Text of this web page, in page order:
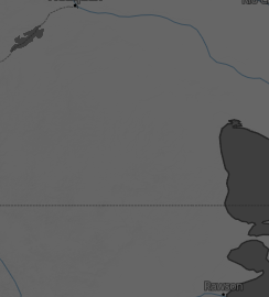
00:15 00:30